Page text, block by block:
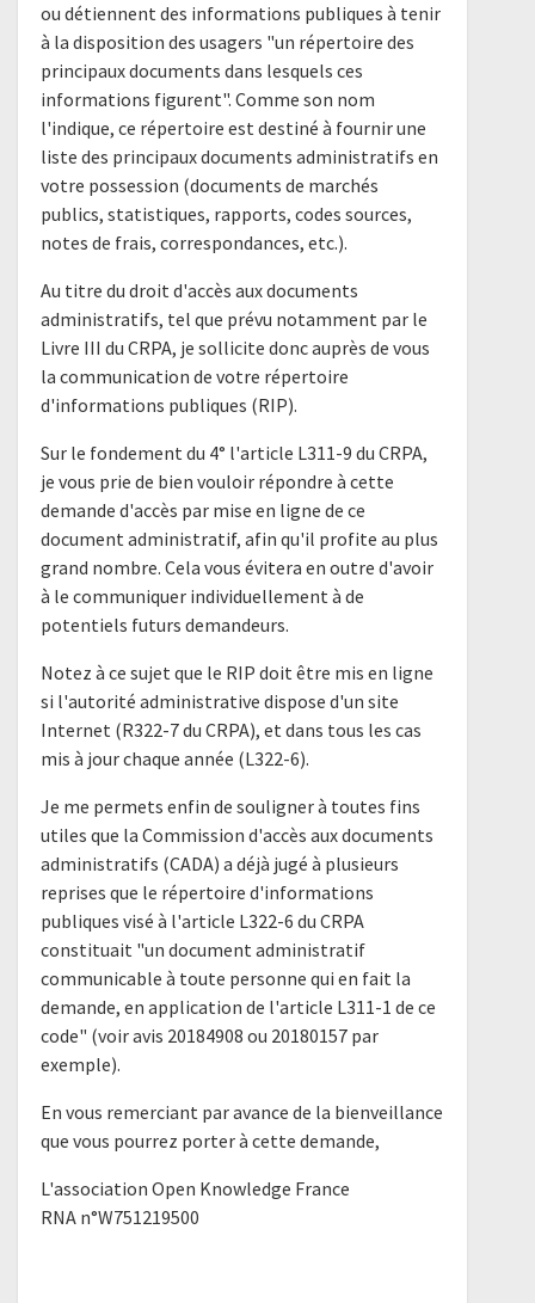
ou détiennent des informations publiques à tenir
à la disposition des usagers "un répertoire des
principaux documents dans lesquels ces
informations figurent". Comme son nom
l'indique, ce répertoire est destiné à fournir une
liste des principaux documents administratifs en
votre possession (documents de marchés
publics, statistiques, rapports, codes sources,
notes de frais, correspondances, etc.).
Au titre du droit d'accès aux documents
administratifs, tel que prévu notamment par le
Livre III du CRPA, je sollicite donc auprès de vous
la communication de votre répertoire
d'informations publiques (RIP).
Sur le fondement du 4° l'article L311-9 du CRPA,
je vous prie de bien vouloir répondre à cette
demande d'accès par mise en ligne de ce
document administratif, afin qu'il profite au plus
grand nombre. Cela vous évitera en outre d'avoir
à le communiquer individuellement à de
potentiels futurs demandeurs.
Notez à ce sujet que le RIP doit être mis en ligne
si l'autorité administrative dispose d'un site
Internet (R322-7 du CRPA), et dans tous les cas
mis à jour chaque année (L322-6).
Je me permets enfin de souligner à toutes fins
utiles que la Commission d'accès aux documents
administratifs (CADA) a déjà jugé à plusieurs
reprises que le répertoire d'informations
publiques visé à l'article L322-6 du CRPA
constituait "un document administratif
communicable à toute personne qui en fait la
demande, en application de l'article L311-1 de ce
code" (voir avis 20184908 ou 20180157 par
exemple).
En vous remerciant par avance de la bienveillance
que vous pourrez porter à cette demande,
L'association Open Knowledge France
RNA n°W751219500